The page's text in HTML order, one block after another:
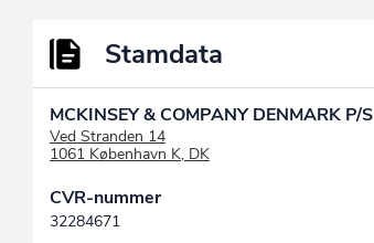
Stamdata
MCKINSEY & COMPANY DENMARK P/S
Ved Stranden 14
1061 København K, DK
CVR-nummer
32284671